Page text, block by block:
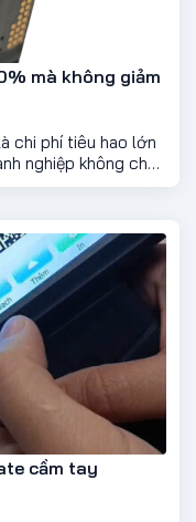
mà không giảm
chi phí tiêu hao lớn
nghiệp không chú
thoát hàng triệu
không nhòe hay
cầm tay